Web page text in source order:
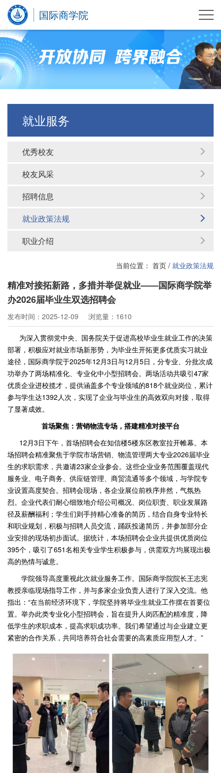
国际商学院
就业服务
优秀校友
校友风采
招聘信息
就业政策法规
职业介绍
当前位置： 首页 / 就业政策法规
精准对接拓新路，多措并举促就业——国际商学院举
办2026届毕业生双选招聘会
发布时间：2025-12-09 浏览量：1610
为深入贯彻党中央、国务院关于促进高校毕业生就业工作的决策
部署，积极应对就业市场新形势，为毕业生开拓更多优质实习就业
途径，国际商学院于2025年12月3日与12月5日，分专业、分批次成
功举办了两场精准化、专业化中小型招聘会。两场活动共吸引47家
优质企业进校揽才，提供涵盖多个专业领域的818个就业岗位，累计
参与学生达1392人次，实现了企业与毕业生的高效双向对接，取得
了显著成效。
首场聚焦：营销物流专场，搭建精准对接平台
12月3日下午，首场招聘会在知信楼5楼东区教室拉开帷幕。本
场招聘会精准聚焦于学院市场营销、物流管理两大专业2026届毕业
生的求职需求，共邀请23家企业参会。这些企业业务范围覆盖现代
服务业、电子商务、供应链管理、商贸流通等多个领域，与学院专
业设置高度契合。招聘会现场，各企业展位前秩序井然，气氛热
烈。企业代表们耐心细致地介绍公司概况、岗位职责、职业发展路
径及薪酬福利；学生们则手持精心准备的简历，结合自身专业特长
和职业规划，积极与招聘人员交流，踊跃投递简历，并参加部分企
业安排的现场初步面试。据统计，本场招聘会企业共提供优质岗位
395个，吸引了651名相关专业学生积极参与，供需双方均展现出极
高的热情与诚意。
学院领导高度重视此次就业服务工作。国际商学院院长王志宪
教授亲临现场指导工作，并与多家企业负责人进行了深入交流。他
指出：“在当前经济环境下，学院坚持将毕业生就业工作摆在首要位
置。举办此类专业化小型招聘会，旨在提升人岗匹配的精准度，降
低学生的求职成本，提高求职成功率。我们希望通过与企业建立更
紧密的合作关系，共同培养符合社会需要的高素质应用型人才。”